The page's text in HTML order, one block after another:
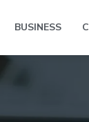
BUSINESS